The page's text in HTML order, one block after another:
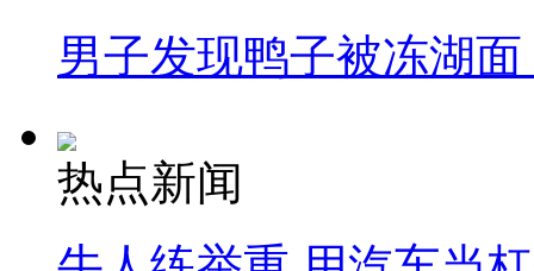
男子发现鸭子被冻湖
热点新闻